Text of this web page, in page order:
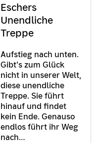
Eschers
Unendliche
Treppe
Aufstieg nach unten.
Gibt's zum Glück
nicht in unserer Welt,
diese unendliche
Treppe. Sie führt
hinauf und findet
kein Ende. Genauso
endlos führt ihr Weg
nach…